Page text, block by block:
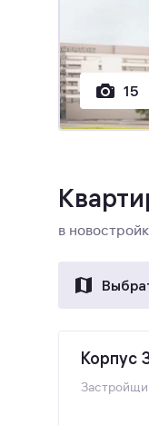
15
в
Корпус